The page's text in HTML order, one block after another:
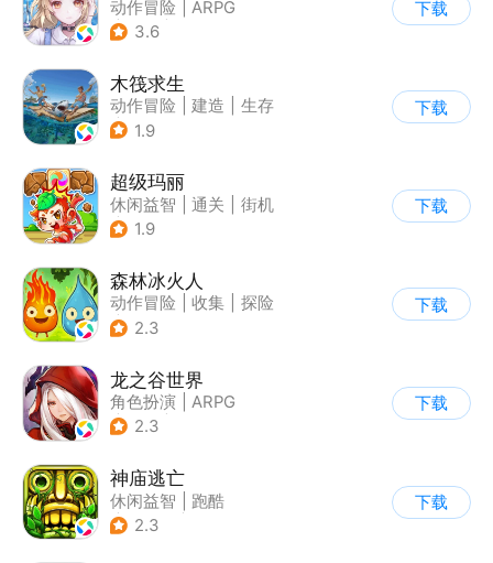
动作冒险
ARPG
| 奇幻
3.6
下载
木筏求生
动作冒险 建造
生存
| 写实
1.9
下载
超级玛丽
休闲益智 通关
街机
| 儿童游戏
1.9
下载
森林冰火人
动作冒险 收集
探险
| 儿童游戏
2.3
下载
龙之谷世界
角色扮演
ARPG
| 奇幻
2.3
下载
神庙逃亡
休闲益智
跑酷
| 欧美风
2.3
下载